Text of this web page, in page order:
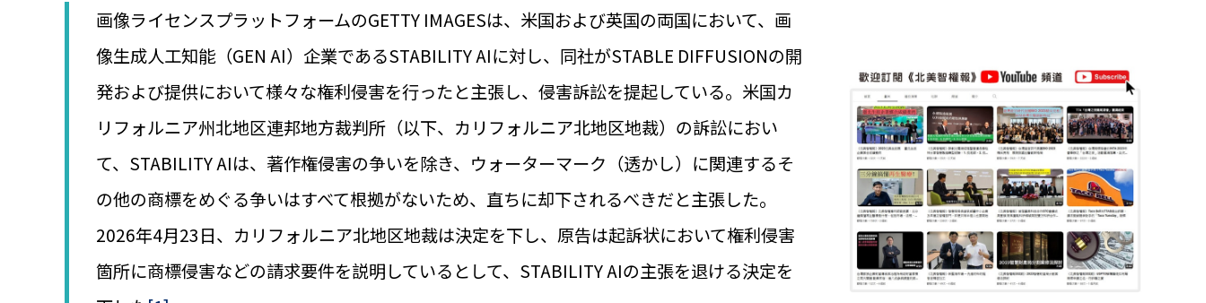
│
專
利
局
美
專
画像ライセンスプラットフォームのGETTY IMAGESは、米国および英国の両国において、画
像生成人工知能（GEN AI）企業であるSTABILITY AIに対し、同社がSTABLE DIFFUSIONの開
発および提供において様々な権利侵害を行ったと主張し、侵害訴訟を提起している。米国カ
リフォルニア州北地区連邦地方裁判所（以下、カリフォルニア北地区地裁）の訴訟におい
て、STABILITY AIは、著作権侵害の争いを除き、ウォーターマーク（透かし）に関連するそ
の他の商標をめぐる争いはすべて根拠がないため、直ちに却下されるべきだと主張した。
2026年4月23日、カリフォルニア北地区地裁は決定を下し、原告は起訴状において権利侵害
箇所に商標侵害などの請求要件を説明しているとして、STABILITY AIの主張を退ける決定を